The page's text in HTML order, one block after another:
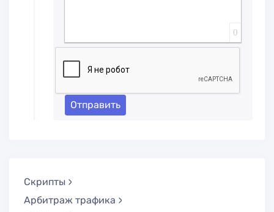
0
Отправить
Скрипты
Арбитраж трафика